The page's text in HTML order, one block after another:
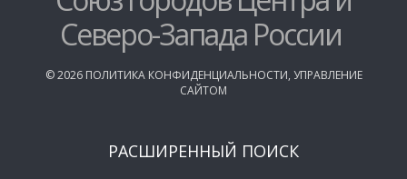
Северо-Запада России
©2026 ПОЛИТИКА КОНФИДЕНЦИАЛЬНОСТИ, УПРАВЛЕНИЕ
САЙТОМ
РАСШИРЕННЫЙ ПОИСК